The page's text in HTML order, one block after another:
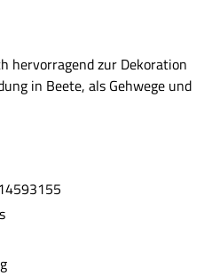
hervorragend zur Dekoration
in Beete, als Gehwege und